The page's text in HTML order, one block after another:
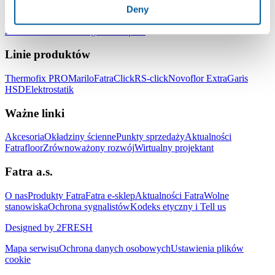
Deny
Podłogi do szkół i przedszkoli
zakwaterowania
Linie produktów
Thermofix PROMariloFatraClickRS-clickNovoflor ExtraGaris
HSDElektrostatik
Ważne linki
AkcesoriaOkładziny ściennePunkty sprzedażyAktualności
FatrafloorZrównoważony rozwójWirtualny projektant
Fatra a.s.
O nasProdukty FatraFatra e-sklepAktualności FatraWolne
stanowiskaOchrona sygnalistówKodeks etyczny i Tell us
Designed by 2FRESH
Mapa serwisuOchrona danych osobowychUstawienia plików
cookie